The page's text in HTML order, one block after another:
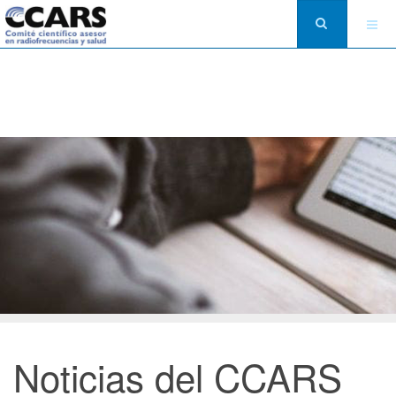
Noticias del CCARS